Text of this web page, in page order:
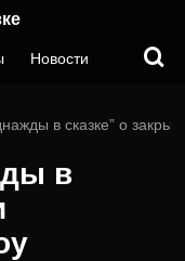
Новости
в сказке” о
в